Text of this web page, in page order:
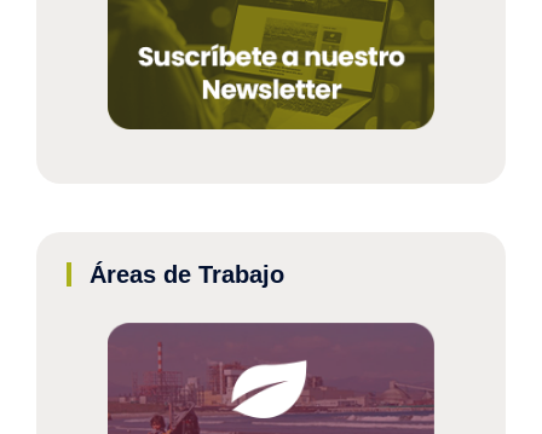
Áreas de Trabajo